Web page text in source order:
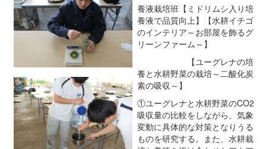
養液栽培班【ミドリムシ入り培
養液で品質向上】【水耕イチゴ
のインテリア～お部屋を飾るグ
リーンファーム～】
【ユーグレナの培
養と水耕野菜の栽培～二酸化炭
素の吸収～】
①ユーグレナと水耕野菜のCO2
吸収量の比較をしながら、気象
変動に具体的な対策となりうる
ものを研究する。また、水耕栽